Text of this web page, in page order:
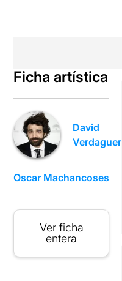
Ficha artística
David
Verdaguer
Oscar Machancoses
Ver ficha
entera